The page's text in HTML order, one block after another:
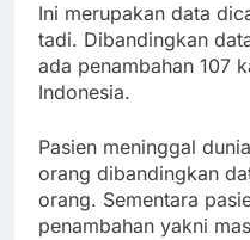
Ini merupakan data
tadi. Dibandingkan
ada penambahan 107
Indonesia.
Pasien meninggal
orang dibandingkan
orang. Sementara
penambahan yakni